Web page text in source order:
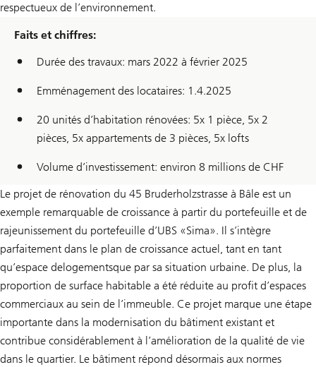
respectueux de l’environnement.
Faits et chiffres:
Durée des travaux: mars 2022 à février 2025
Emménagement des locataires: 1.4.2025
20 unités d’habitation rénovées: 5x 1 pièce, 5x 2
pièces, 5x appartements de 3 pièces, 5x lofts
Volume d’investissement: environ 8 millions de CHF
Le projet de rénovation du 45 Bruderholzstrasse à Bâle est un
exemple remarquable de croissance à partir du portefeuille et de
rajeunissement du portefeuille d’UBS «Sima». Il s’intègre
parfaitement dans le plan de croissance actuel, tant en tant
qu’espace delogementsque par sa situation urbaine. De plus, la
proportion de surface habitable a été réduite au profit d’espaces
commerciaux au sein de l’immeuble. Ce projet marque une étape
importante dans la modernisation du bâtiment existant et
contribue considérablement à l’amélioration de la qualité de vie
dans le quartier. Le bâtiment répond désormais aux normes